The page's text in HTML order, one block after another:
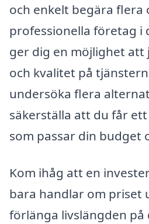
och enkelt begära
professionella företag i
ger dig en möjlighet
och kvalitet på
undersöka flera
säkerställa att du får
som passar din budget
Kom ihåg att en
bara handlar om priset
förlänga livslängden på